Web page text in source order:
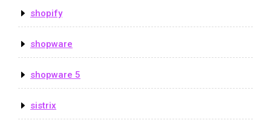
shopify
shopware
shopware 5
sistrix